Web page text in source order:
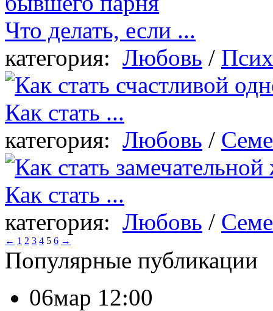
Что делать, если ...
категория: Любовь /
Как стать ...
категория: Любовь /
Как стать ...
категория: Любовь /
← 1 2 3 4 5 6 →
Популярные публикации
06мар 12:00